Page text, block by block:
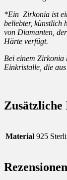
*Ein Zirkonia ist
beliebter, künstlich
von Diamanten,
Härte verfügt.
Bei einem Zirkonia
Einkristalle, die
Material 925
Rezensionen